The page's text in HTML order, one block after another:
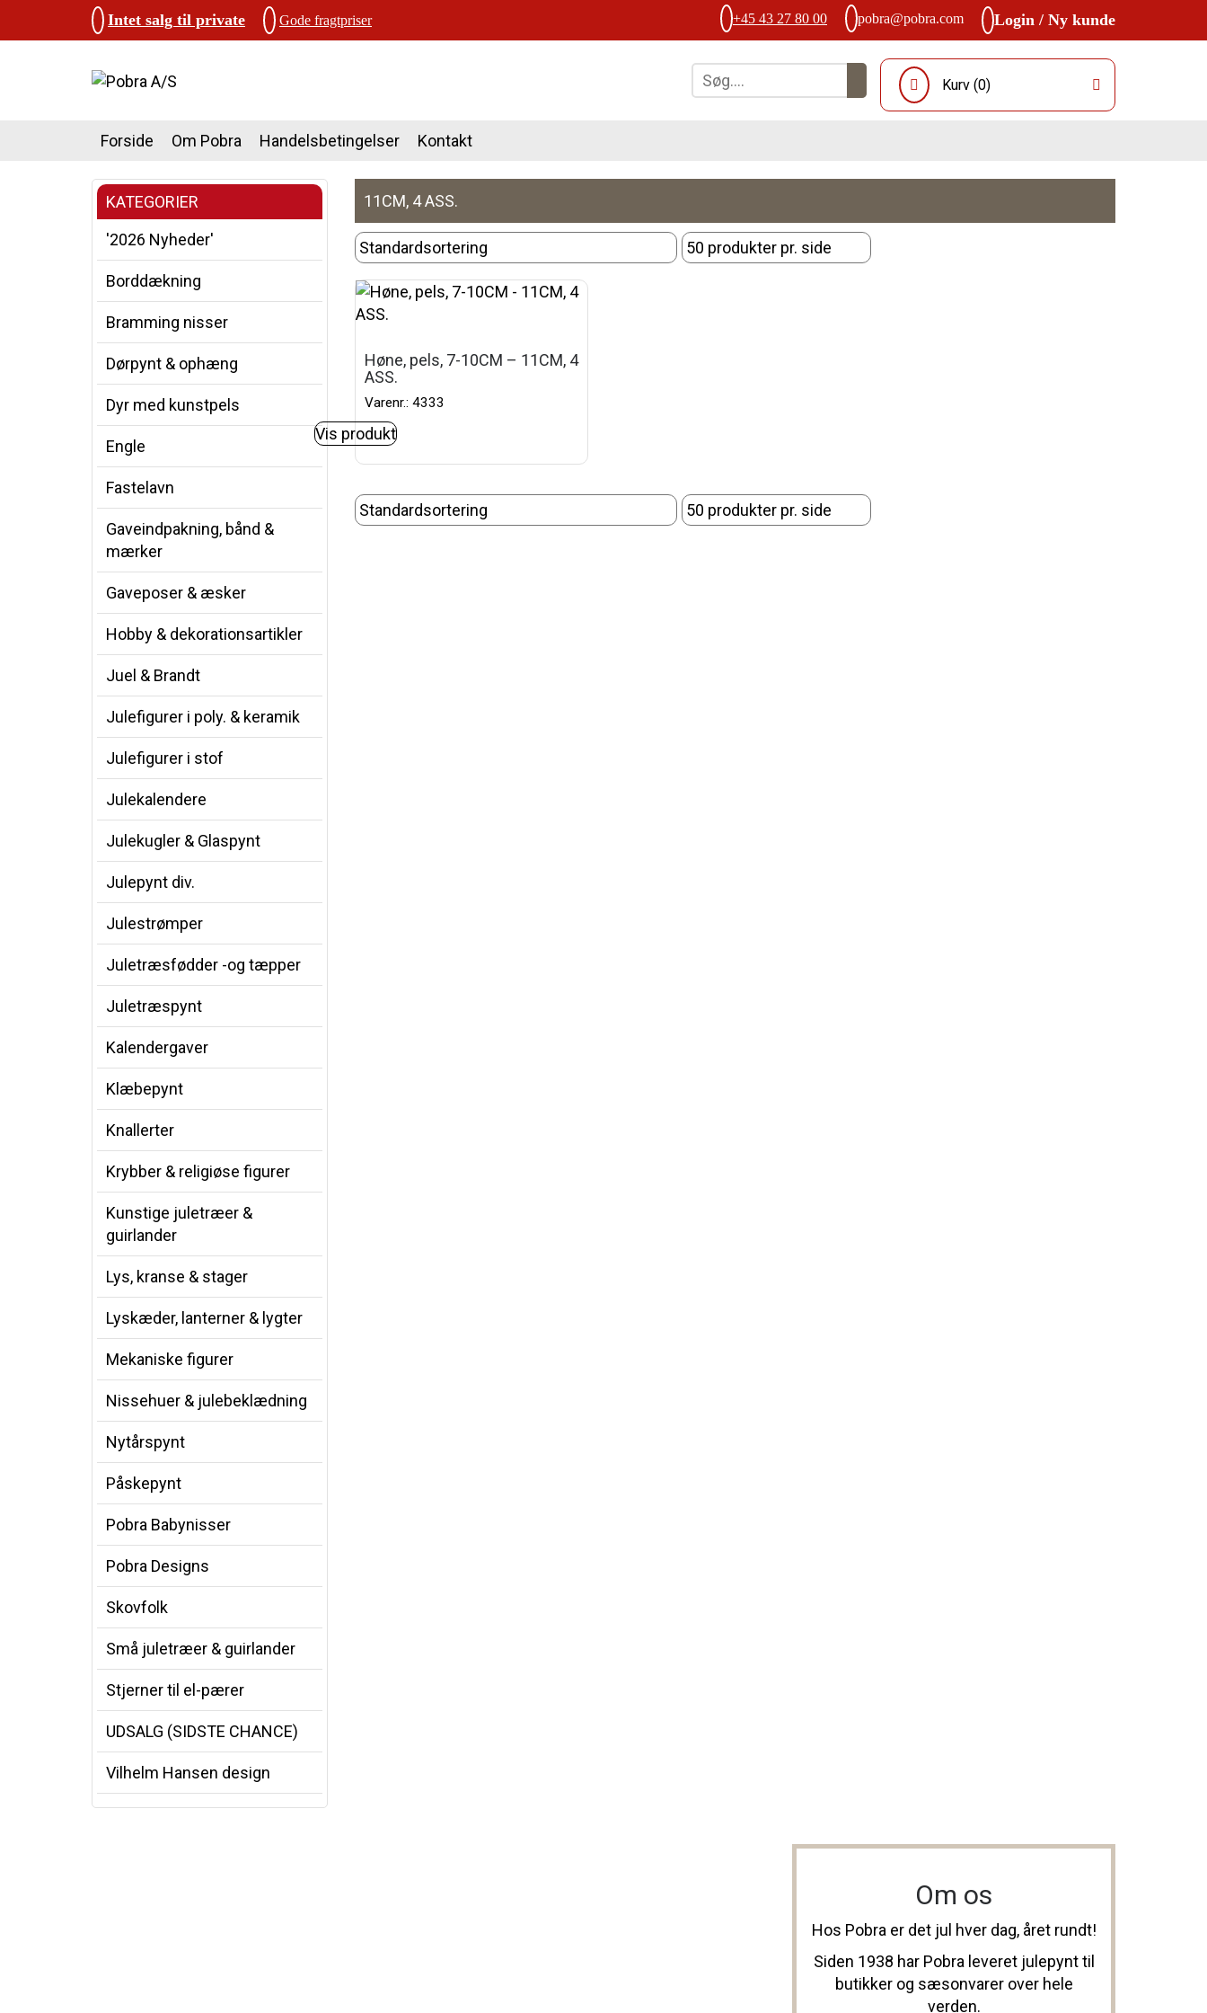
Intet salg til private Gode fragtpriser +45 43 27 80 00 pobra@pobra.com Login / Ny kunde
Kurv (0)
Forside Om Pobra Handelsbetingelser Kontakt
KATEGORIER
'2026 Nyheder'
Borddækning
Bramming nisser
Dørpynt & ophæng
Dyr med kunstpels
Engle
Fastelavn
Gaveindpakning, bånd &
mærker
Gaveposer & æsker
Hobby & dekorationsartikler
Juel & Brandt
Julefigurer i poly. & keramik
Julefigurer i stof
Julekalendere
Julekugler & Glaspynt
Julepynt div.
Julestrømper
Juletræsfødder -og tæpper
Juletræspynt
Kalendergaver
Klæbepynt
Knallerter
Krybber & religiøse figurer
Kunstige juletræer &
guirlander
Lys, kranse & stager
Lyskæder, lanterner & lygter
Mekaniske figurer
Nissehuer & julebeklædning
Nytårspynt
Påskepynt
Pobra Babynisser
Pobra Designs
Skovfolk
Små juletræer & guirlander
Stjerner til el-pærer
UDSALG (SIDSTE CHANCE)
Vilhelm Hansen design
11CM, 4 ASS.
Høne, pels, 7-10CM – 11CM, 4
ASS.
Varenr.: 4333
Vis produkt
Om os
Hos Pobra er det jul hver dag, året rundt!
Siden 1938 har Pobra leveret julepynt til
butikker og sæsonvarer over hele
verden.